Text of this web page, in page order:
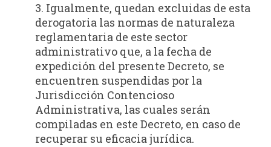
3. Igualmente, quedan excluidas de esta
derogatoria las normas de naturaleza
reglamentaria de este sector
administrativo que, a la fecha de
expedición del presente Decreto, se
encuentren suspendidas por la
Jurisdicción Contencioso
Administrativa, las cuales serán
compiladas en este Decreto, en caso de
recuperar su eficacia jurídica.